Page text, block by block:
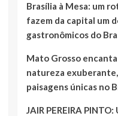
Brasília à Mesa: um
fazem da capital um
gastronômicos do
Mato Grosso
natureza
paisagens únicas no
JAIR PEREIRA